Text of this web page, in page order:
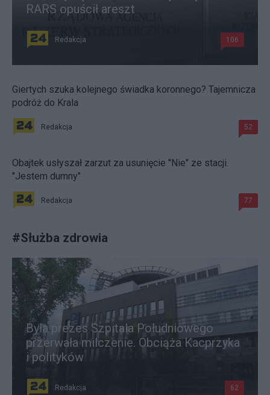
RARS opuścił areszt
Redakcja 106
Giertych szuka kolejnego świadka koronnego? Tajemnicza
podróż do Krala
Redakcja 52
Obajtek usłyszał zarzut za usunięcie "Nie" ze stacji.
"Jestem dumny"
Redakcja 77
#Służba zdrowia
Była prezes Szpitala Południowego
przerwała milczenie. Obciąża Kacprzyka
i polityków
Redakcja 62